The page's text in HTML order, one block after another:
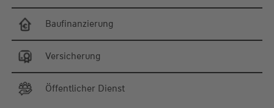
Baufinanzierung
Versicherung
Öffentlicher Dienst